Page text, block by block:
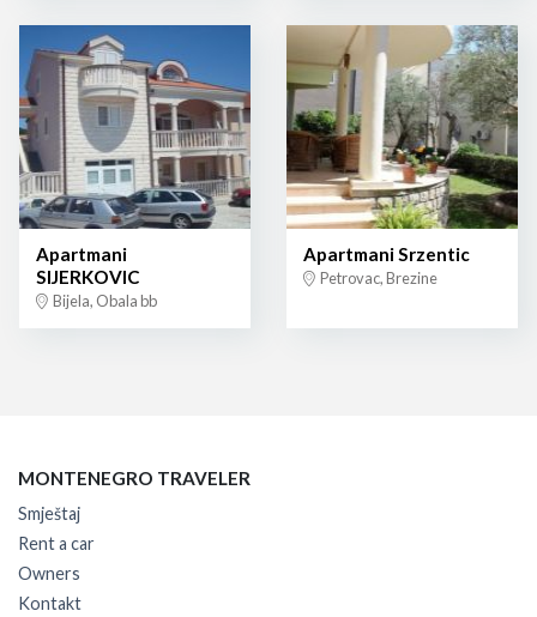
Apartmani
SIJERKOVIC
Bijela, Obala bb
Apartmani Srzentic
Petrovac, Brezine
MONTENEGRO TRAVELER
Smještaj
Rent a car
Owners
Kontakt